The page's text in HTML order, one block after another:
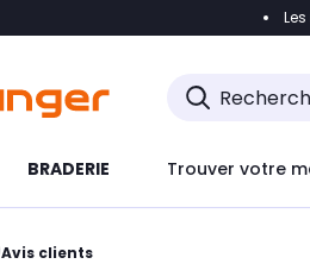
Accéder
BRADERIE Trouver votre
Avis clients